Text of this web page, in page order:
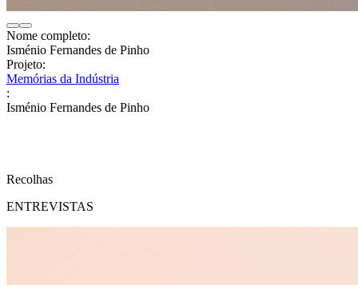
Nome completo:
Isménio Fernandes de Pinho
Projeto:
Memórias da Indústria
:
Isménio Fernandes de Pinho
Recolhas
ENTREVISTAS